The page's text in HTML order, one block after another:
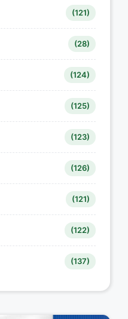
(121)
(28)
(124)
(125)
(123)
(126)
(121)
(122)
(137)